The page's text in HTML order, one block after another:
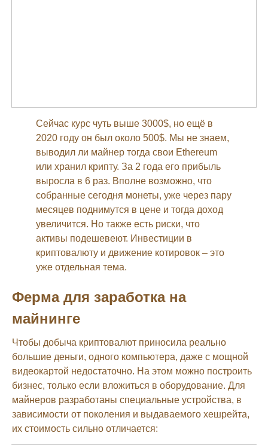
Сейчас курс чуть выше 3000$, но ещё в
2020 году он был около 500$. Мы не знаем,
выводил ли майнер тогда свои Ethereum
или хранил крипту. За 2 года его прибыль
выросла в 6 раз. Вполне возможно, что
собранные сегодня монеты, уже через пару
месяцев поднимутся в цене и тогда доход
увеличится. Но также есть риски, что
активы подешевеют. Инвестиции в
криптовалюту и движение котировок – это
уже отдельная тема.
Ферма для заработка на
майнинге
Чтобы добыча криптовалют приносила реально
большие деньги, одного компьютера, даже с мощной
видеокартой недостаточно. На этом можно построить
бизнес, только если вложиться в оборудование. Для
майнеров разработаны специальные устройства, в
зависимости от поколения и выдаваемого хешрейта,
их стоимость сильно отличается: